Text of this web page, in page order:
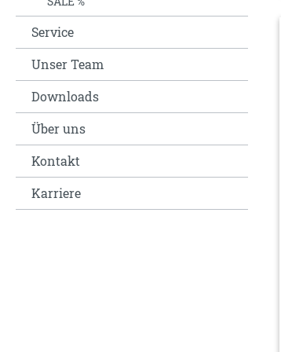
Service
Unser Team
Downloads
Über uns
Kontakt
Karriere